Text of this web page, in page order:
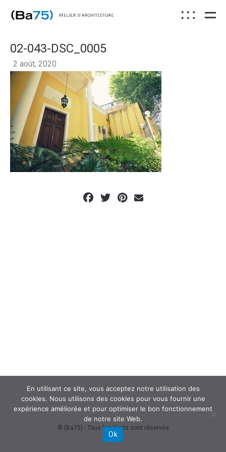
02-043-DSC_0005
2 août, 2020
© (Ba75) - Tous les droits sont réservés
En utilisant ce site, vous acceptez notre utilisation des
cookies. Nous utilisons des cookies pour vous fournir une
expérience améliorée et pour optimiser le bon fonctionnement
de notre site Web.
Ok